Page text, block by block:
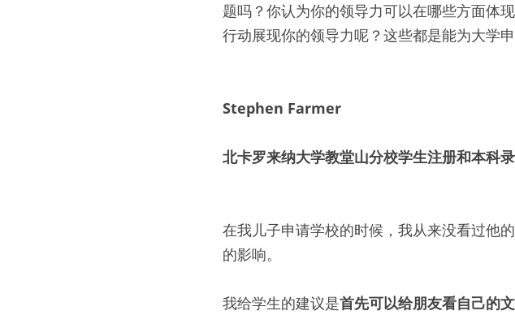
题吗？你认为你的领导力可以在哪些方面体
行动展现你的领导力呢？这些都是能为大学申
Stephen Farmer
北卡罗来纳大学教堂山分校学生注册和本科
在我儿子申请学校的时候，我从来没看过他
的影响。
我给学生的建议是首先可以给朋友看自己的